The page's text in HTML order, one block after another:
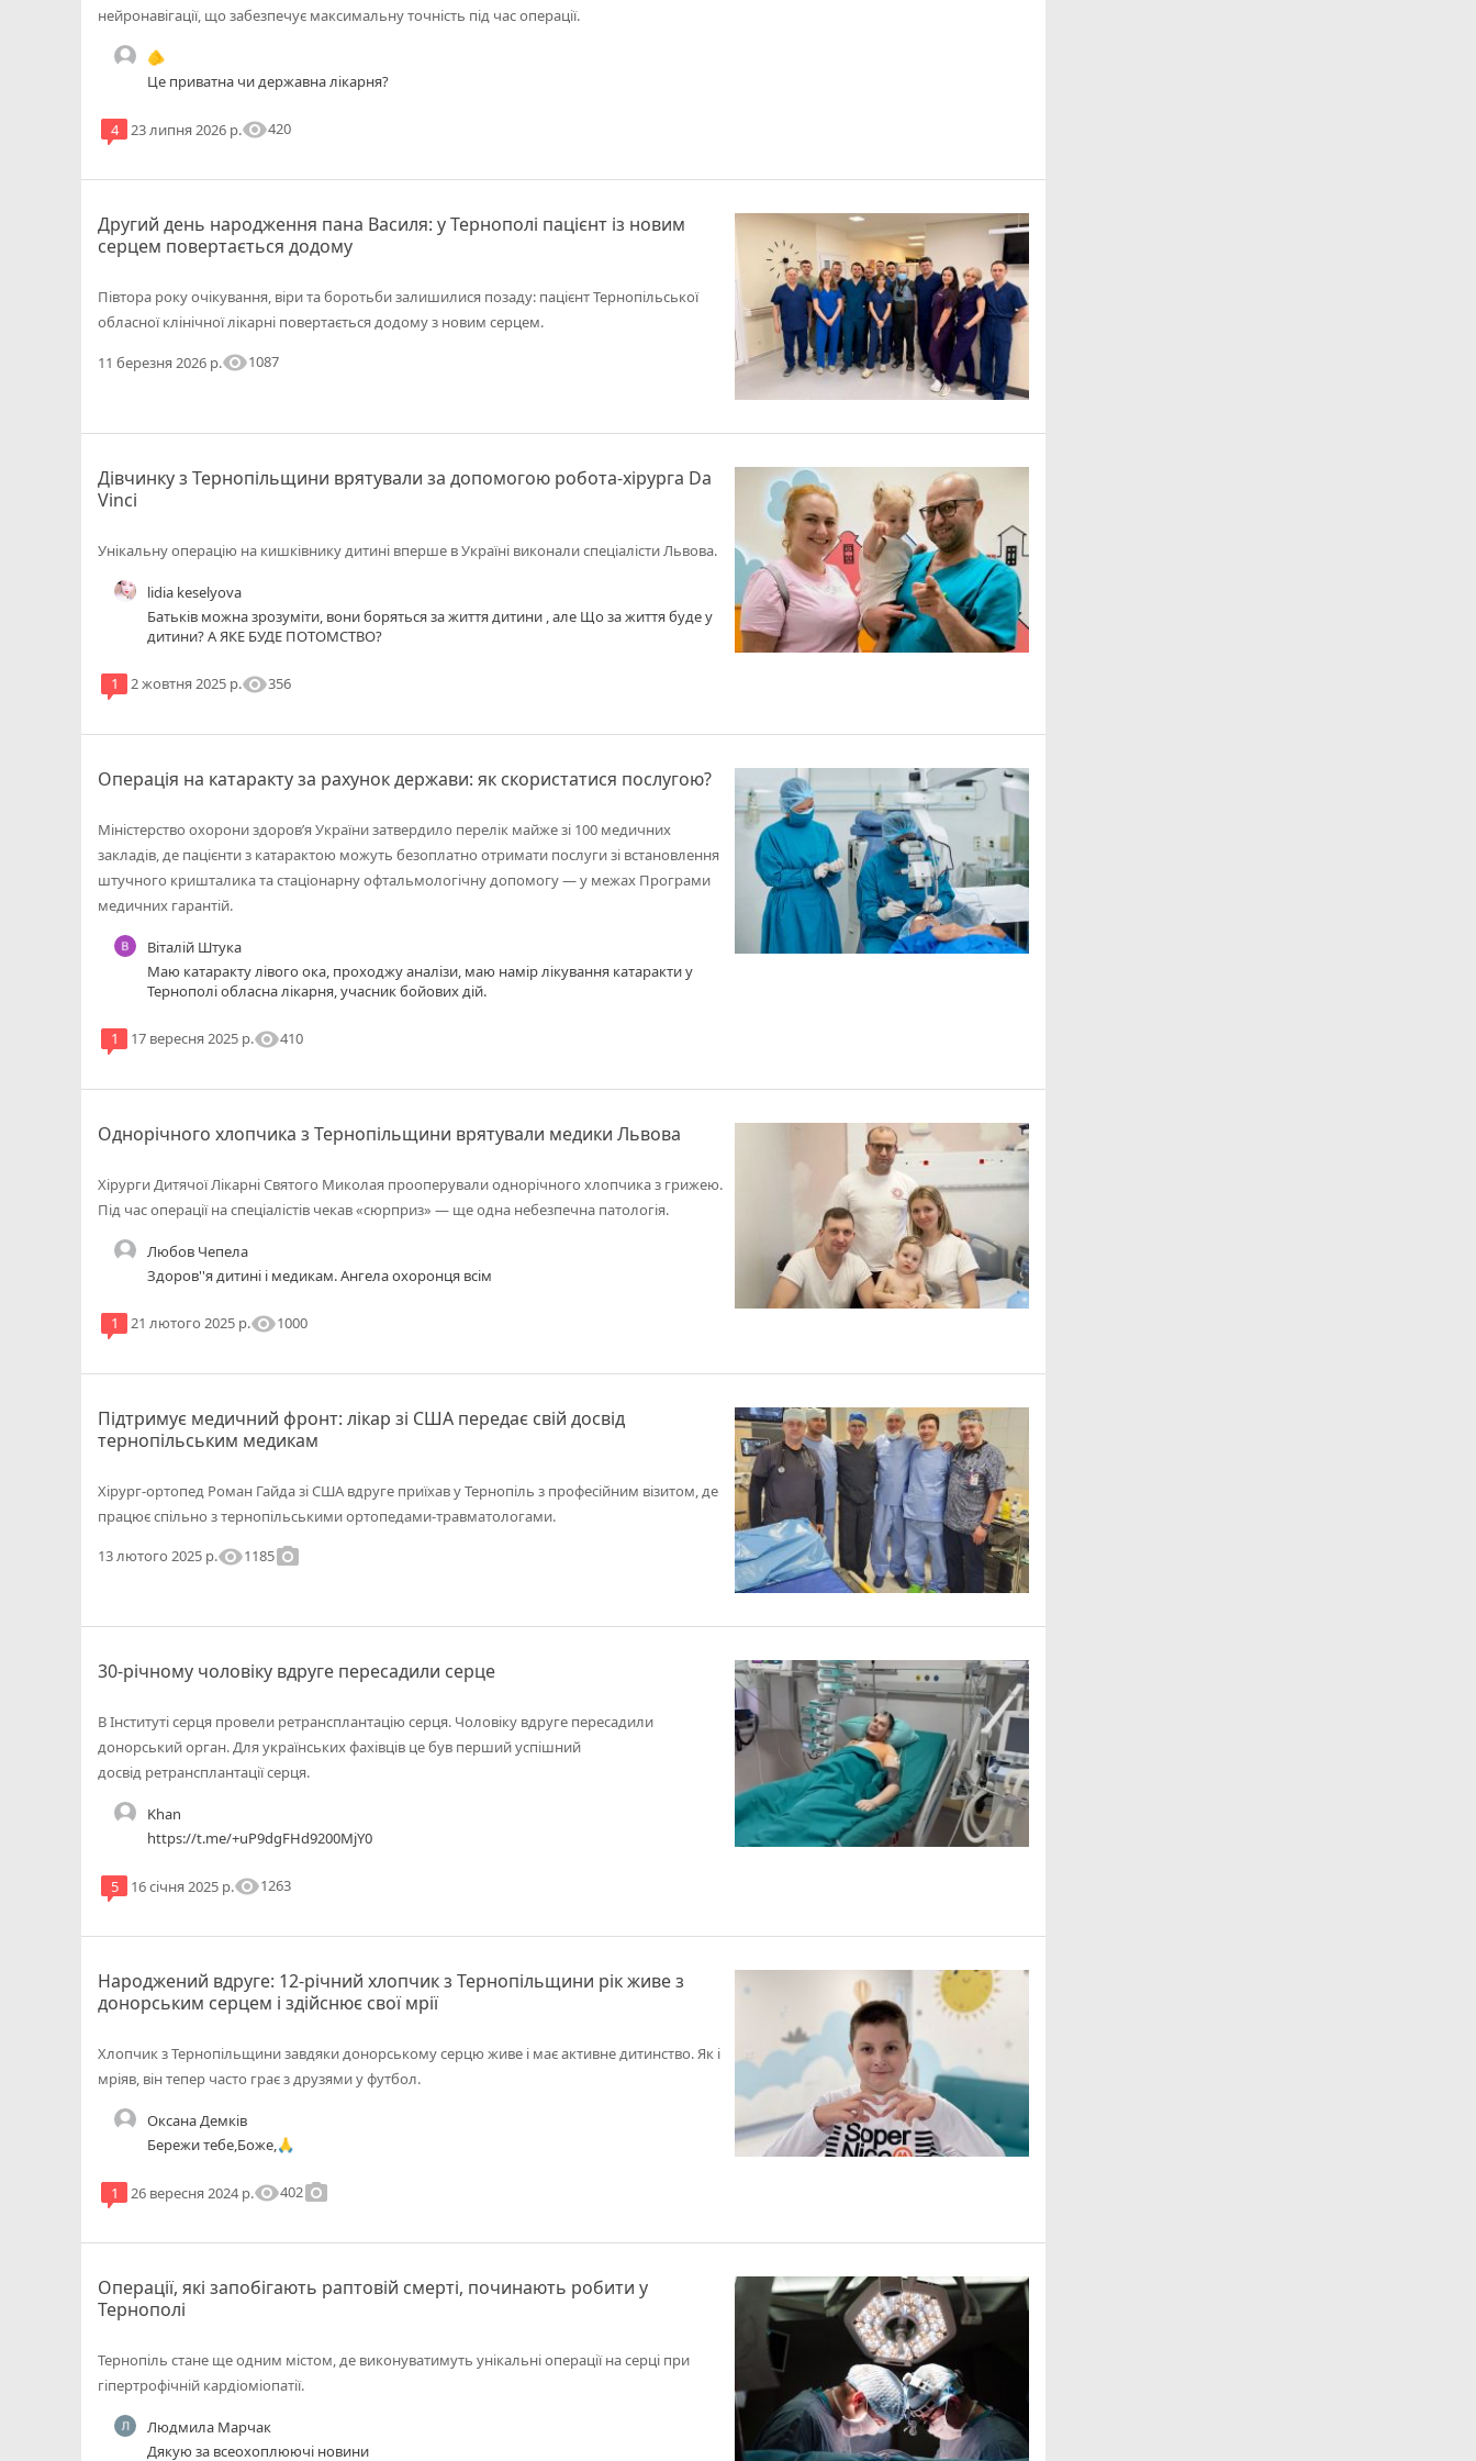
нейронавігації, що забезпечує максимальну точність під час операції.
🫵
Це приватна чи державна лікарня?
4 23 липня 2026 р.visibility420
Другий день народження пана Василя: у Тернополі пацієнт із новим
серцем повертається додому
Півтора року очікування, віри та боротьби залишилися позаду: пацієнт Тернопільської
обласної клінічної лікарні повертається додому з новим серцем.
11 березня 2026 р.visibility1087
Дівчинку з Тернопільщини врятували за допомогою робота-хірурга Da
Vinci
Унікальну операцію на кишківнику дитині вперше в Україні виконали спеціалісти Львова.
lidia keselyova
Батьків можна зрозуміти, вони боряться за життя дитини , але Що за життя буде у
дитини? А ЯКЕ БУДЕ ПОТОМСТВО?
1 2 жовтня 2025 р.visibility356
Операція на катаракту за рахунок держави: як скористатися послугою?
Міністерство охорони здоров’я України затвердило перелік майже зі 100 медичних
закладів, де пацієнти з катарактою можуть безоплатно отримати послуги зі встановлення
штучного кришталика та стаціонарну офтальмологічну допомогу — у межах Програми
медичних гарантій.
Віталій Штука
Маю катаракту лівого ока, проходжу аналізи, маю намір лікування катаракти у
Тернополі обласна лікарня, учасник бойових дій.
1 17 вересня 2025 р.visibility410
Однорічного хлопчика з Тернопільщини врятували медики Львова
Хірурги Дитячої Лікарні Святого Миколая прооперували однорічного хлопчика з грижею.
Під час операції на спеціалістів чекав «сюрприз» — ще одна небезпечна патологія.
Любов Чепела
Здоров''я дитині і медикам. Ангела охоронця всім
1 21 лютого 2025 р.visibility1000
Підтримує медичний фронт: лікар зі США передає свій досвід
тернопільським медикам
Хірург-ортопед Роман Гайда зі США вдруге приїхав у Тернопіль з професійним візитом, де
працює спільно з тернопільськими ортопедами-травматологами.
13 лютого 2025 р.visibility1185photo_camera
30-річному чоловіку вдруге пересадили серце
В Інституті серця провели ретрансплантацію серця. Чоловіку вдруге пересадили
донорський орган. Для українських фахівців це був перший успішний
досвід ретрансплантації серця.
Khan
https://t.me/+uP9dgFHd9200MjY0
5 16 січня 2025 р.visibility1263
Народжений вдруге: 12-річний хлопчик з Тернопільщини рік живе з
донорським серцем і здійснює свої мрії
Хлопчик з Тернопільщини завдяки донорському серцю живе і має активне дитинство. Як і
мріяв, він тепер часто грає з друзями у футбол.
Оксана Демків
Бережи тебе,Боже,🙏
1 26 вересня 2024 р.visibility402photo_camera
Операції, які запобігають раптовій смерті, починають робити у
Тернополі
Тернопіль стане ще одним містом, де виконуватимуть унікальні операції на серці при
гіпертрофічній кардіоміопатії.
Людмила Марчак
Дякую за всеохоплюючі новини